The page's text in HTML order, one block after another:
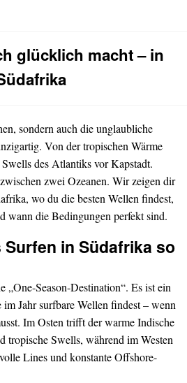
glücklich macht – in
sondern auch die unglaubliche
Von der tropischen Wärme
des Atlantiks vor Kapstadt.
zwei Ozeanen. Wir zeigen dir
wo du die besten Wellen findest,
wann die Bedingungen perfekt sind.
in Südafrika so
„One-Season-Destination“. Es ist ein
Jahr surfbare Wellen findest – wenn
Im Osten trifft der warme Indische
tropische Swells, während im Westen
Lines und konstante Offshore-